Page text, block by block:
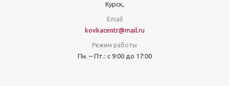
Курск,
Email
kovkacentr@mail.ru
Режим работы
Пн. – Пт.: с 9:00 до 17:00